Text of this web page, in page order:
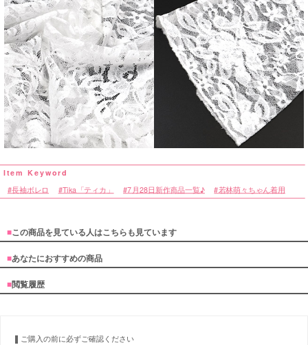
長袖ボレロ Tika「ティカ」 7月28日新作商品一覧♪ 若林萌々ちゃん着用
■この商品を見ている人はこちらも見ています
■あなたにおすすめの商品
■閲覧履歴
ご購入の前に必ずご確認ください